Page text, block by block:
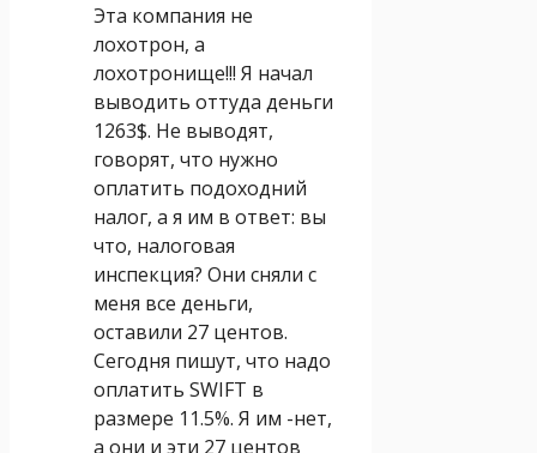
Эта компания не
лохотрон, а
лохотронище!!! Я начал
выводить оттуда деньги
1263$. Не выводят,
говорят, что нужно
оплатить подоходний
налог, а я им в ответ: вы
что, налоговая
инспекция? Они сняли с
меня все деньги,
оставили 27 центов.
Сегодня пишут, что надо
оплатить SWIFT в
размере 11.5%. Я им -нет,
а они и эти 27 центов